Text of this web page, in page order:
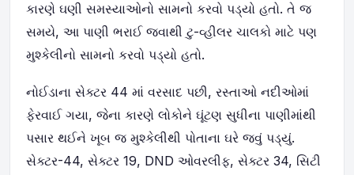
કારણે ઘણી સમસ્યાઓનો સામનો કરવો પડ્યો હતો. તે જ
સમયે, આ પાણી ભરાઈ જવાથી ટુ-વ્હીલર ચાલકો માટે પણ
મુશ્કેલીનો સામનો કરવો પડ્યો હતો.
નોઈડાના સેક્ટર 44 માં વરસાદ પછી, રસ્તાઓ નદીઓમાં
ફેરવાઈ ગયા, જેના કારણે લોકોને ઘૂંટણ સુધીના પાણીમાંથી
પસાર થઈને ખૂબ જ મુશ્કેલીથી પોતાના ઘરે જવું પડ્યું.
સેક્ટર-44, સેક્ટર 19, DND ઓવરલીફ, સેક્ટર 34, સિટી